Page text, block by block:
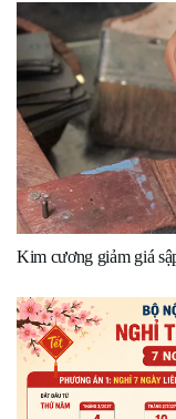
Kim cương giảm giá